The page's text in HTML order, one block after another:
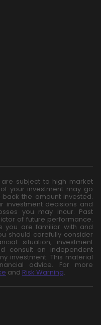
are subject to high market
your investment may go
the amount invested.
investment decisions and
you may incur. Past
of future performance.
you are familiar with and
should carefully consider
situation, investment
consult an independent
investment. This material
advice. For more
and Risk Warning.